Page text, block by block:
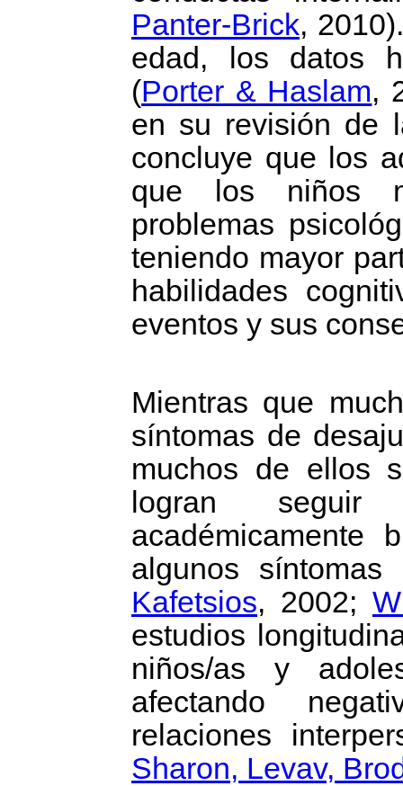
Panter-Brick,
edad, los datos
(Porter & Haslam,
en su revisión de
concluye que los
que los niños
problemas
teniendo mayor
habilidades
eventos y sus
Mientras que
síntomas de
muchos de ellos
logran seguir
algunos síntomas
Kafetsios, 2002;
estudios
niños/as y
afectando
relaciones
Sharon, Levav,